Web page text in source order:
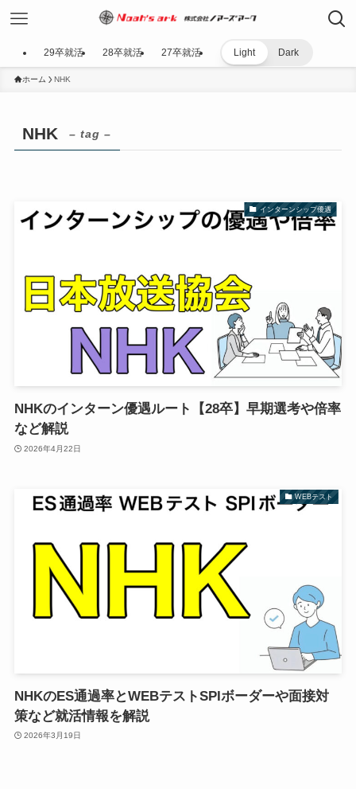
29卒就活 28卒就活 27卒就活 Light Dark
ホーム NHK
NHK – tag –
インターンシップ優遇
NHKのインターン優遇ルート【28卒】早期選考や倍率
など解説
2026年4月22日
WEBテスト
NHKのES通過率とWEBテストSPIボーダーや面接対
策など就活情報を解説
2026年3月19日